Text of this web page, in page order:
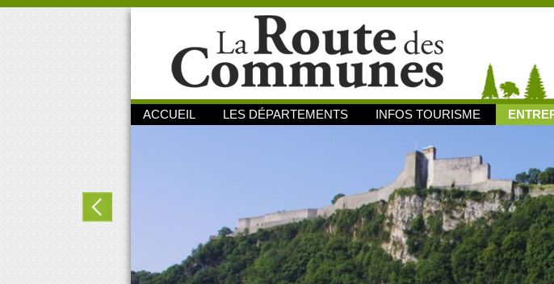
ACCUEIL LES DÉPARTEMENTS INFOS TOURISME